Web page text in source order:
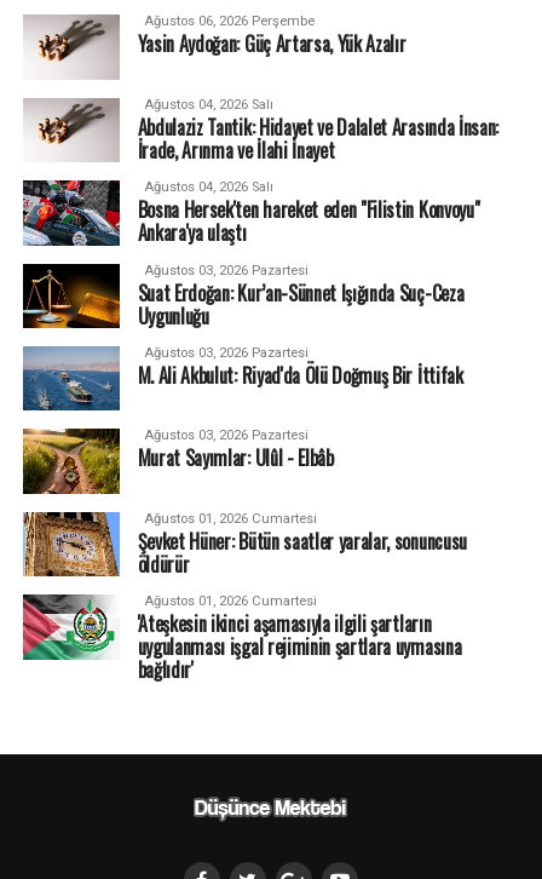
Ağustos 06, 2026 Perşembe
Yasin Aydoğan: Güç Artarsa, Yük Azalır
Ağustos 04, 2026 Salı
Abdulaziz Tantik: Hidayet ve Dalalet Arasında İnsan:
İrade, Arınma ve İlahi İnayet
Ağustos 04, 2026 Salı
Bosna Hersek'ten hareket eden "Filistin Konvoyu"
Ankara'ya ulaştı
Ağustos 03, 2026 Pazartesi
Suat Erdoğan: Kur’an-Sünnet Işığında Suç-Ceza
Uygunluğu
Ağustos 03, 2026 Pazartesi
M. Ali Akbulut: Riyad'da Ölü Doğmuş Bir İttifak
Ağustos 03, 2026 Pazartesi
Murat Sayımlar: Ulûl - Elbâb
Ağustos 01, 2026 Cumartesi
Şevket Hüner: Bütün saatler yaralar, sonuncusu
öldürür
Ağustos 01, 2026 Cumartesi
'Ateşkesin ikinci aşamasıyla ilgili şartların
uygulanması işgal rejiminin şartlara uymasına
bağlıdır'